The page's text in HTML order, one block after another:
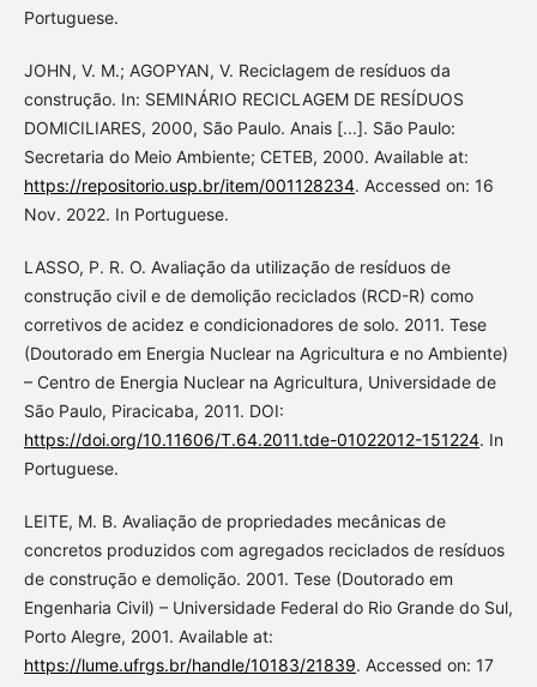
Portuguese.
JOHN, V. M.; AGOPYAN, V. Reciclagem de resíduos da
construção. In: SEMINÁRIO RECICLAGEM DE RESÍDUOS
DOMICILIARES, 2000, São Paulo. Anais [...]. São Paulo:
Secretaria do Meio Ambiente; CETEB, 2000. Available at:
https://repositorio.usp.br/item/001128234. Accessed on: 16
Nov. 2022. In Portuguese.
LASSO, P. R. O. Avaliação da utilização de resíduos de
construção civil e de demolição reciclados (RCD-R) como
corretivos de acidez e condicionadores de solo. 2011. Tese
(Doutorado em Energia Nuclear na Agricultura e no Ambiente)
– Centro de Energia Nuclear na Agricultura, Universidade de
São Paulo, Piracicaba, 2011. DOI:
https://doi.org/10.11606/T.64.2011.tde-01022012-151224. In
Portuguese.
LEITE, M. B. Avaliação de propriedades mecânicas de
concretos produzidos com agregados reciclados de resíduos
de construção e demolição. 2001. Tese (Doutorado em
Engenharia Civil) – Universidade Federal do Rio Grande do Sul,
Porto Alegre, 2001. Available at:
https://lume.ufrgs.br/handle/10183/21839. Accessed on: 17